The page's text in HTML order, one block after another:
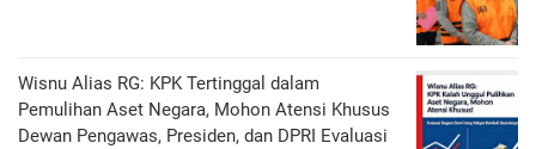
Wisnu Alias RG: KPK Tertinggal dalam
Pemulihan Aset Negara, Mohon Atensi Khusus
Dewan Pengawas, Presiden, dan DPRI Evaluasi